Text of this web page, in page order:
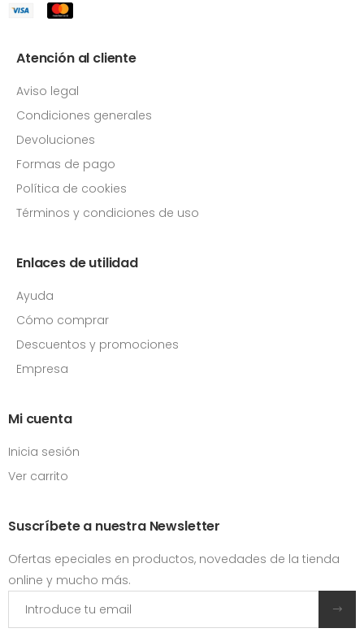
Atención al cliente
Aviso legal
Condiciones generales
Devoluciones
Formas de pago
Política de cookies
Términos y condiciones de uso
Enlaces de utilidad
Ayuda
Cómo comprar
Descuentos y promociones
Empresa
Mi cuenta
Inicia sesión
Ver carrito
Suscríbete a nuestra Newsletter
Ofertas epeciales en productos, novedades de la tienda
online y mucho más.